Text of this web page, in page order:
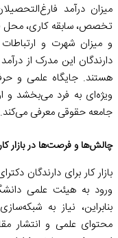
میزان درآمد
تخصص، سابقه کاری،
و میزان شهرت و
دارندگان این مدرک از
هستند. جایگاه علمی و
ویژه‌ای به فرد می‌بخشد
جامعه حقوقی معرفی می‌کند.
چالش‌ها و فرصت‌ها در بازار
بازار کار برای دارندگان
ورود به هیئت علمی
بنابراین، نیاز به
محتوای علمی و انتشار